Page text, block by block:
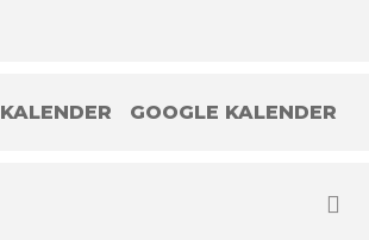
KALENDER GOOGLE KALENDER